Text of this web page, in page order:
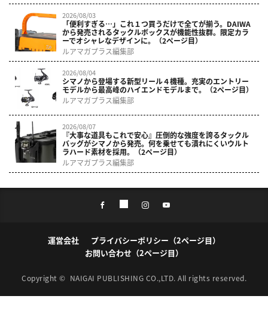
2026/08/03
「便利すぎる…」これ１つ買うだけで全てが揃う。DAIWA
から発売されるタックルボックスが機能性抜群。限定カラ
ーでオシャレなデザインに。（2ページ目）
ルアマガプラス編集部
2026/08/04
シマノから登場する新型リール４機種。充実のエントリー
モデルから最高峰のハイエンドモデルまで。（2ページ目）
ルアマガプラス編集部
2026/08/07
『大事な道具もこれで安心』圧倒的な強度を誇るタックル
バッグがシマノから発売。何を乗せても潰れにくいウルト
ラハード素材を採用。（2ページ目）
ルアマガプラス編集部
運営会社
プライバシーポリシー（2ページ目）
お問い合わせ（2ページ目）
Copyright © NAIGAI PUBLISHING CO.,LTD. All rights reserved.